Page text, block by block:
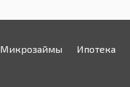
Микрозаймы Ипотека